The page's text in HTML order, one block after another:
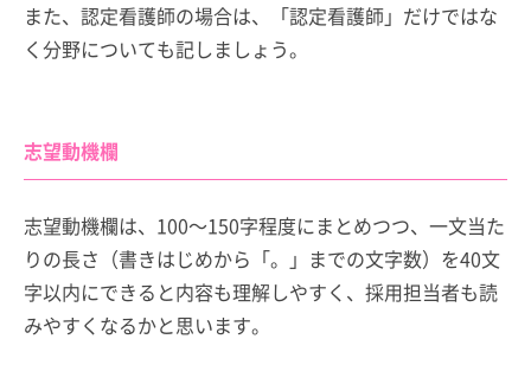
また、認定看護師の場合は、「認定看護師」だけではな
く分野についても記しましょう。
志望動機欄
志望動機欄は、100～150字程度にまとめつつ、一文当た
りの長さ（書きはじめから「。」までの文字数）を40文
字以内にできると内容も理解しやすく、採用担当者も読
みやすくなるかと思います。